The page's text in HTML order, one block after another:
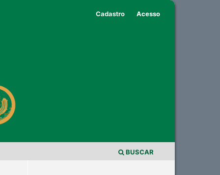
BUSCAR
Cadastro Acesso